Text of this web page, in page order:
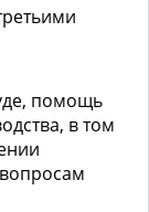
помощь
в том